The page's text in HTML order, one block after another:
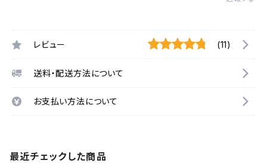
レビュー (11)
送料・配送方法について
お支払い方法について
最近チェックした商品